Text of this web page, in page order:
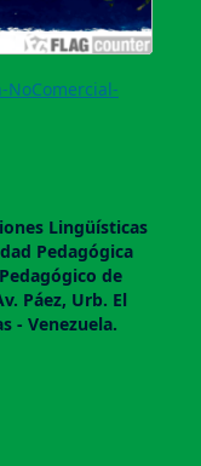
NoComercial-
Lingüí­sticas
Pedagógica
de
Páez, Urb. El
- Venezuela.